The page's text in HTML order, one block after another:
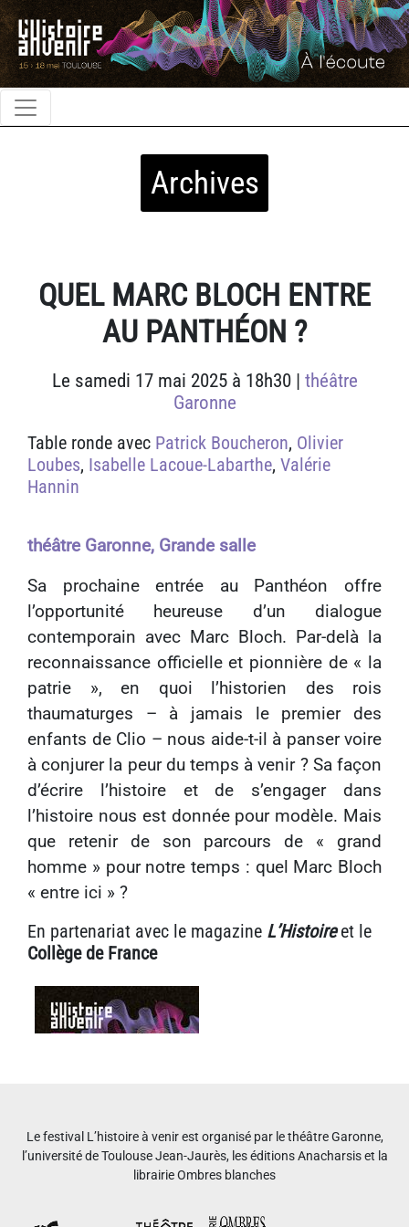
Archives
QUEL MARC BLOCH ENTRE
AU PANTHÉON ?
Le samedi 17 mai 2025 à 18h30 | théâtre
Garonne
Table ronde avec Patrick Boucheron, Olivier
Loubes, Isabelle Lacoue-Labarthe, Valérie
Hannin
théâtre Garonne, Grande salle
Sa prochaine entrée au Panthéon offre
l’opportunité heureuse d’un dialogue
contemporain avec Marc Bloch. Par-delà la
reconnaissance officielle et pionnière de « la
patrie », en quoi l’historien des rois
thaumaturges – à jamais le premier des
enfants de Clio – nous aide-t-il à panser voire
à conjurer la peur du temps à venir ? Sa façon
d’écrire l’histoire et de s’engager dans
l’histoire nous est donnée pour modèle. Mais
que retenir de son parcours de « grand
homme » pour notre temps : quel Marc Bloch
« entre ici » ?
En partenariat avec le magazine L’Histoireet le
Collège de France
Le festival L’histoire à venir est organisé par le théâtre Garonne,
l’université de Toulouse Jean-Jaurès, les éditions Anacharsis et la
librairie Ombres blanches